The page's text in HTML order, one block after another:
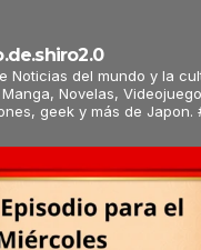
Noticias del mundo y la
Novelas,
geek y más de Japon.